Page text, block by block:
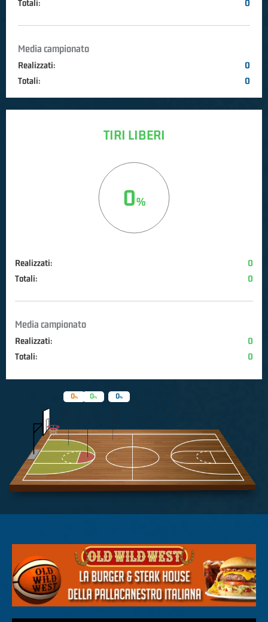
Totali: 0
Media campionato
Realizzati:
0
Totali:
0
TIRI LIBERI
0
Realizzati:
0
Totali:
0
Media campionato
Realizzati:
0
Totali:
0
0
0 0